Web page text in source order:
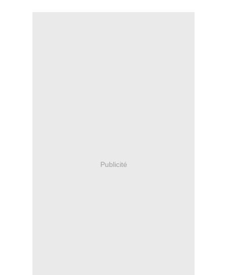
Publicité